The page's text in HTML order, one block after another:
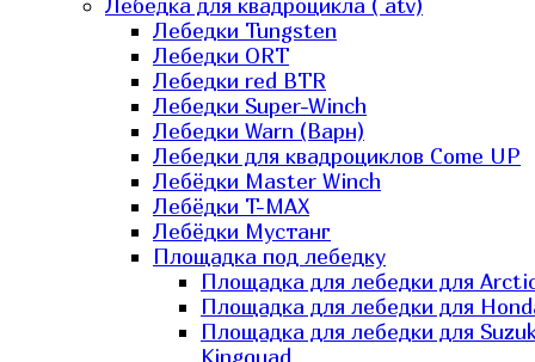
Лебёдка для квадроцикла ( atv)
Лебедки Tungsten
Лебедки ORT
Лебедки red BTR
Лебедки Super-Winch
Лебедки Warn (Варн)
Лебедки для квадроциклов Come UP
Лебёдки Master Winch
Лебёдки T-MAX
Лебёдки Мустанг
Площадка под лебедку
Площадка для лебедки для
Площадка для лебедки для
Площадка для лебедки для
Kingquad